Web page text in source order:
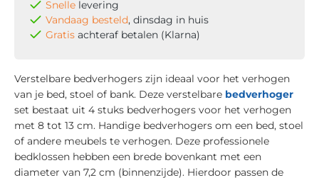
Snelle levering
Vandaag besteld, dinsdag in huis
Gratis achteraf betalen (Klarna)
Verstelbare bedverhogers zijn ideaal voor het verhogen
van je bed, stoel of bank. Deze verstelbare bedverhoger
set bestaat uit 4 stuks bedverhogers voor het verhogen
met 8 tot 13 cm. Handige bedverhogers om een bed, stoel
of andere meubels te verhogen. Deze professionele
bedklossen hebben een brede bovenkant met een
diameter van 7,2 cm (binnenzijde). Hierdoor passen de